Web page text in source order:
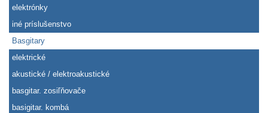
elektrónky
iné príslušenstvo
Basgitary
elektrické
akustické / elektroakustické
basgitar. zosiľňovače
basigitar. kombá